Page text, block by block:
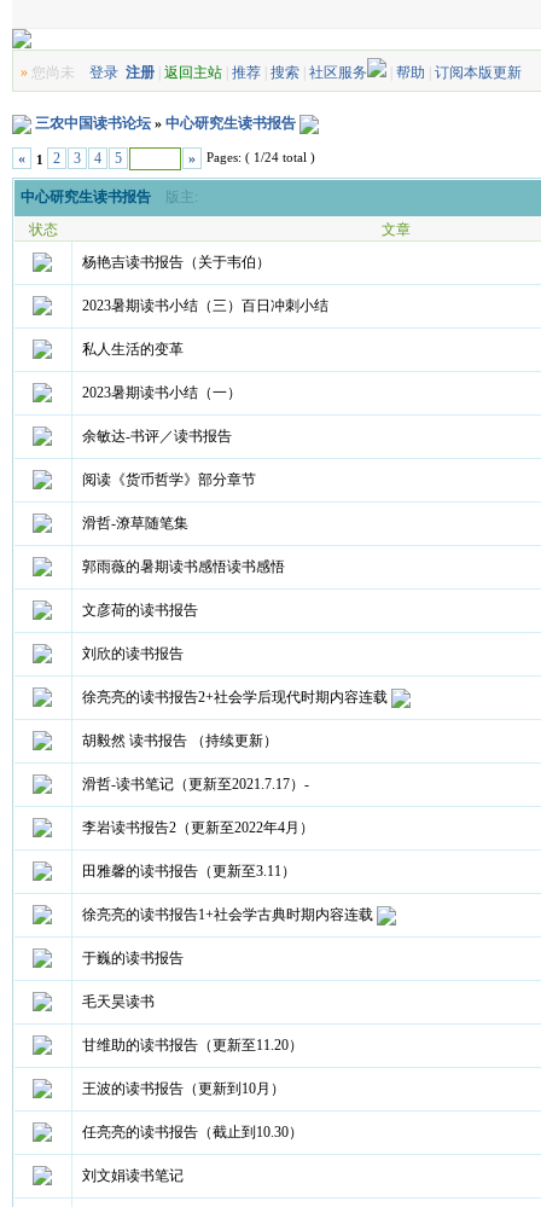
»您尚未 登录 注册| 返回主站| 推荐| 搜索| 社区服务 | 帮助 订阅本版更新
三农中国读书论坛» 中心研究生读书报告
« 1 2 3 4 5 » Pages: ( 1/24 total )
中心研究生读书报告版主:
状态
文章
杨艳吉读书报告（关于韦伯）
2023暑期读书小结（三）百日冲刺小结
私人生活的变革
2023暑期读书小结（一）
余敏达-书评／读书报告
阅读《货币哲学》部分章节
滑哲-潦草随笔集
郭雨薇的暑期读书感悟读书感悟
文彦荷的读书报告
刘欣的读书报告
徐亮亮的读书报告2+社会学后现代时期内容连载
胡毅然 读书报告 （持续更新）
滑哲-读书笔记（更新至2021.7.17）-
李岩读书报告2（更新至2022年4月）
田雅馨的读书报告（更新至3.11）
徐亮亮的读书报告1+社会学古典时期内容连载
于巍的读书报告
毛天昊读书
甘维助的读书报告（更新至11.20）
王波的读书报告（更新到10月）
任亮亮的读书报告（截止到10.30）
刘文娟读书笔记